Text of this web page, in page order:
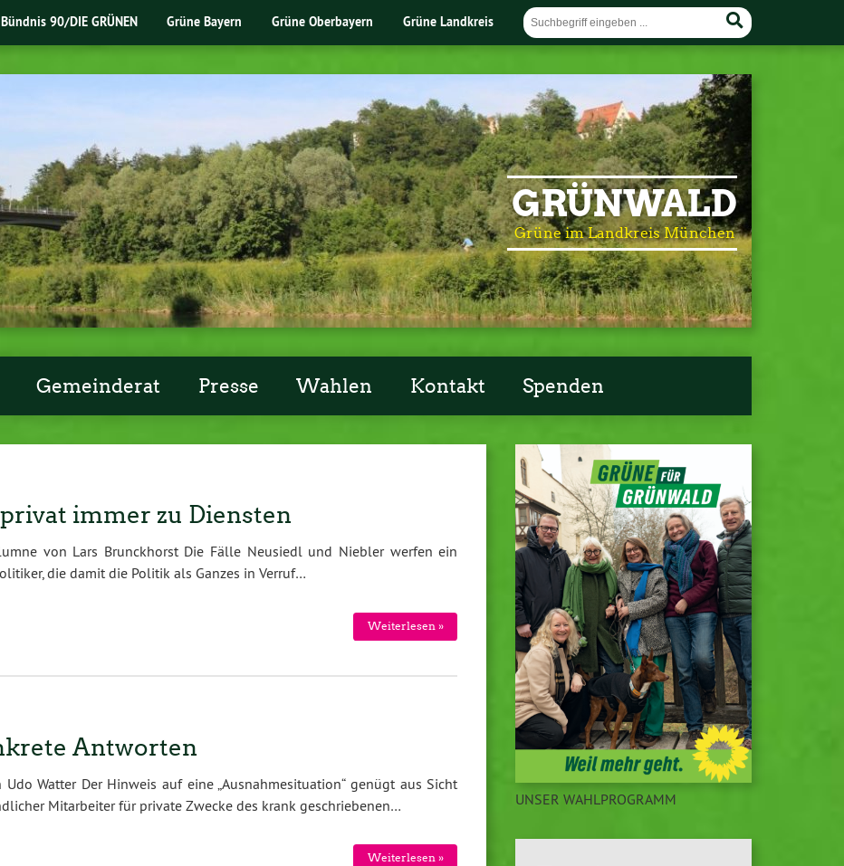
Bündnis 90/DIE GRÜNEN Grüne Bayern Grüne Oberbayern Grüne Landkreis
GRÜNWALD
Grüne im Landkreis München
Gemeinderat Presse Wahlen Kontakt Spenden
immer zu Diensten
von Lars Brunckhorst Die Fälle Neusiedl und Niebler werfen ein
die damit die Politik als Ganzes in Verruf…
Weiterlesen »
Antworten
Watter Der Hinweis auf eine „Ausnahmesituation“ genügt aus Sicht
Mitarbeiter für private Zwecke des krank geschriebenen…
Weiterlesen »
UNSER WAHLPROGRAMM